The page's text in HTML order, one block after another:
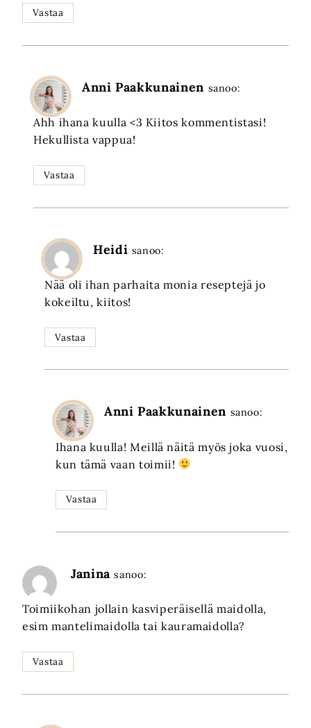
Vastaa
Anni Paakkunainen sanoo:
Ahh ihana kuulla <3 Kiitos kommentistasi!
Hekullista vappua!
Vastaa
Heidi sanoo:
Nää oli ihan parhaita monia reseptejä jo
kokeiltu, kiitos!
Vastaa
Anni Paakkunainen sanoo:
Ihana kuulla! Meillä näitä myös joka vuosi,
kun tämä vaan toimii!
Vastaa
Janina sanoo:
Toimiikohan jollain kasviperäisellä maidolla,
esim mantelimaidolla tai kauramaidolla?
Vastaa